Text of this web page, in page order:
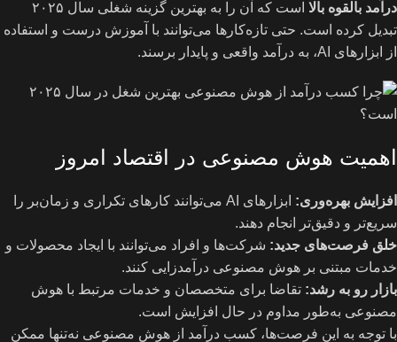
درآمد بالقوه بالا
است که آن را به بهترین گزینه شغلی سال ۲۰۲۵
تبدیل کرده است. حتی تازه‌کارها می‌توانند با آموزش درست و استفاده
از ابزارهای AI، به درآمد واقعی و پایدار برسند.
اهمیت هوش مصنوعی در اقتصاد امروز
افزایش بهره‌وری:
ابزارهای AI می‌توانند کارهای تکراری و زمان‌بر را
سریع‌تر و دقیق‌تر انجام دهند.
خلق فرصت‌های جدید: شرکت‌ها و افراد می‌توانند با ایجاد محصولات و
خدمات مبتنی بر هوش مصنوعی درآمدزایی کنند.
بازار رو به رشد: تقاضا برای متخصصان و خدمات مرتبط با هوش
مصنوعی به‌طور مداوم در حال افزایش است.
با توجه به این فرصت‌ها، کسب درآمد از هوش مصنوعی نه‌تنها ممکن